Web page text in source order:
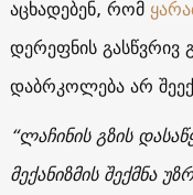
აცხადებენ, რომ
დერეფნის გასწვრივ
დაბრკოლება არ
“ლაჩინის გზის
მექანიზმის შექმნა